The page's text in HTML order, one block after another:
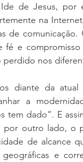
de Jesus, por
na
de
fé e
perdido nos
diante da
a
tem dado”. E
por outro lado, o
de alcance
geográficas e